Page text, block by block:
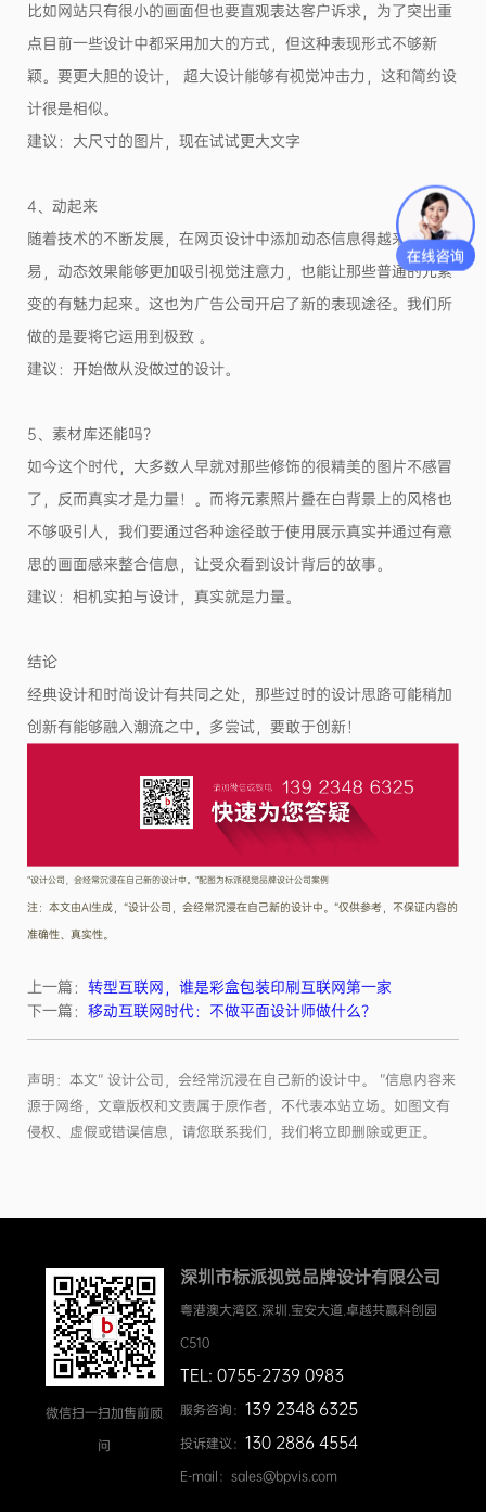
比如网站只有很小的画面但也要直观表达客户诉求，为了突出重
点目前一些设计中都采用加大的方式，但这种表现形式不够新
颖。要更大胆的设计， 超大设计能够有视觉冲击力，这和简约设
计很是相似。
建议：大尺寸的图片，现在试试更大文字
4、动起来
随着技术的不断发展，在网页设计中添加动态信息得越来越容
易，动态效果能够更加吸引视觉注意力，也能让那些普通的元素
变的有魅力起来。这也为广告公司开启了新的表现途径。我们所
做的是要将它运用到极致 。
建议：开始做从没做过的设计。
5、素材库还能吗？
如今这个时代，大多数人早就对那些修饰的很精美的图片不感冒
了，反而真实才是力量！。而将元素照片叠在白背景上的风格也
不够吸引人，我们要通过各种途径敢于使用展示真实并通过有意
思的画面感来整合信息，让受众看到设计背后的故事。
建议：相机实拍与设计，真实就是力量。
结论
经典设计和时尚设计有共同之处，那些过时的设计思路可能稍加
创新有能够融入潮流之中，多尝试，要敢于创新！
“设计公司，会经常沉浸在自己新的设计中。”配图为标派视觉品牌设计公司案例
注：本文由AI生成，“设计公司，会经常沉浸在自己新的设计中。”仅供参考，不保证内容的
准确性、真实性。
上一篇： 转型互联网，谁是彩盒包装印刷互联网第一家
下一篇： 移动互联网时代：不做平面设计师做什么？
声明：本文“ 设计公司，会经常沉浸在自己新的设计中。 ”信息内容来
源于网络，文章版权和文责属于原作者，不代表本站立场。如图文有
侵权、虚假或错误信息，请您联系我们，我们将立即删除或更正。
微信扫一扫加售前顾
问
深圳市标派视觉品牌设计有限公司
粤港澳大湾区.深圳.宝安大道.卓越共赢科创园
C510
TEL: 0755-2739 0983
服务咨询： 139 2348 6325
投诉建议： 130 2886 4554
E-mail：sales@bpvis.com